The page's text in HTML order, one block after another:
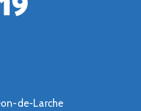
de-Larche